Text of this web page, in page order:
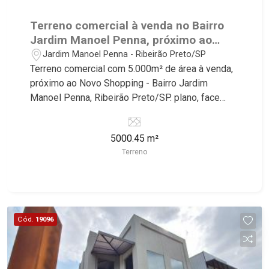
Terreno comercial à venda no Bairro
Jardim Manoel Penna, próximo ao
Novo Shopping - Ribeirão Preto/SP.
Jardim Manoel Penna - Ribeirão Preto/SP
Terreno comercial com 5.000m² de área à venda,
próximo ao Novo Shopping - Bairro Jardim
Manoel Penna, Ribeirão Preto/SP. plano, face
Conheça as características deste imóvel que a
Martinelli Imobiliária selecionou para você: -
5.000m² de área terreno - Plano - Face sombra -
imóveis de alto padrão, somos especialistas na
venda e locação de casas e terrenos residenciais
e comerciais nos bairros mais desejados da
Zona Sul, reconhecidos por sua segurança,
5000.45 m²
Terreno
Cód. 19096